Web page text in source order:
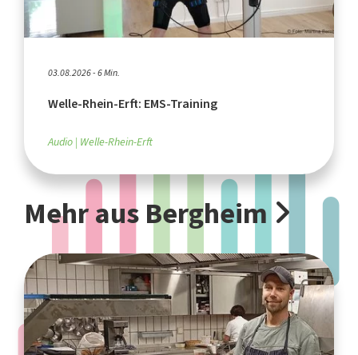
03.08.2026 - 6 Min.
Welle-Rhein-Erft: EMS-Training
Audio Welle-Rhein-Erft
Mehr aus Bergheim